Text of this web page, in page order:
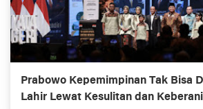
Prabowo Kepemimpinan Tak Bisa
Lahir Lewat Kesulitan dan